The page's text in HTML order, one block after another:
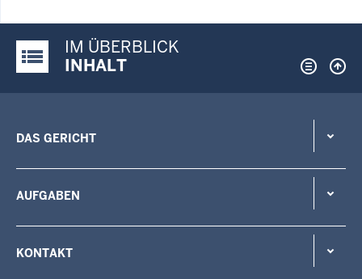
Justiz-Portal im Überblick:
IM ÜBERBLICK
INHALT
DAS GERICHT
AUFGABEN
KONTAKT